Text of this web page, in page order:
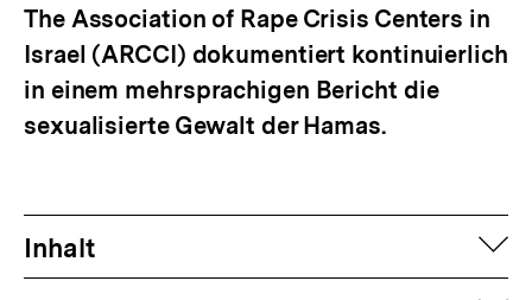
The Association of Rape Crisis Centers in
Israel (ARCCI) dokumentiert kontinuierlich
in einem mehrsprachigen Bericht die
sexualisierte Gewalt der Hamas.
Inhalt